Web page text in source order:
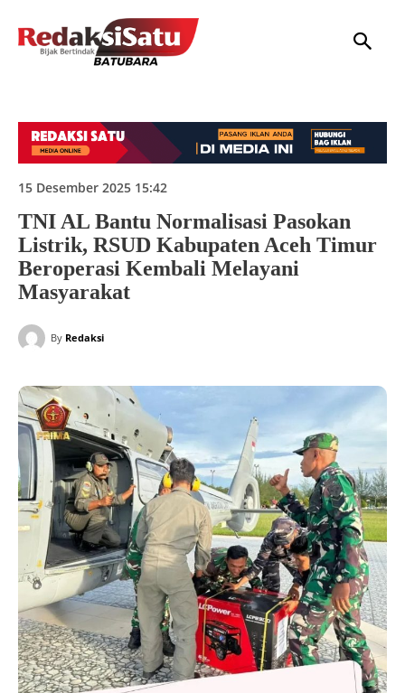
15 Desember 2025 15:42
TNI AL Bantu Normalisasi Pasokan
Listrik, RSUD Kabupaten Aceh Timur
Beroperasi Kembali Melayani
Masyarakat
By Redaksi